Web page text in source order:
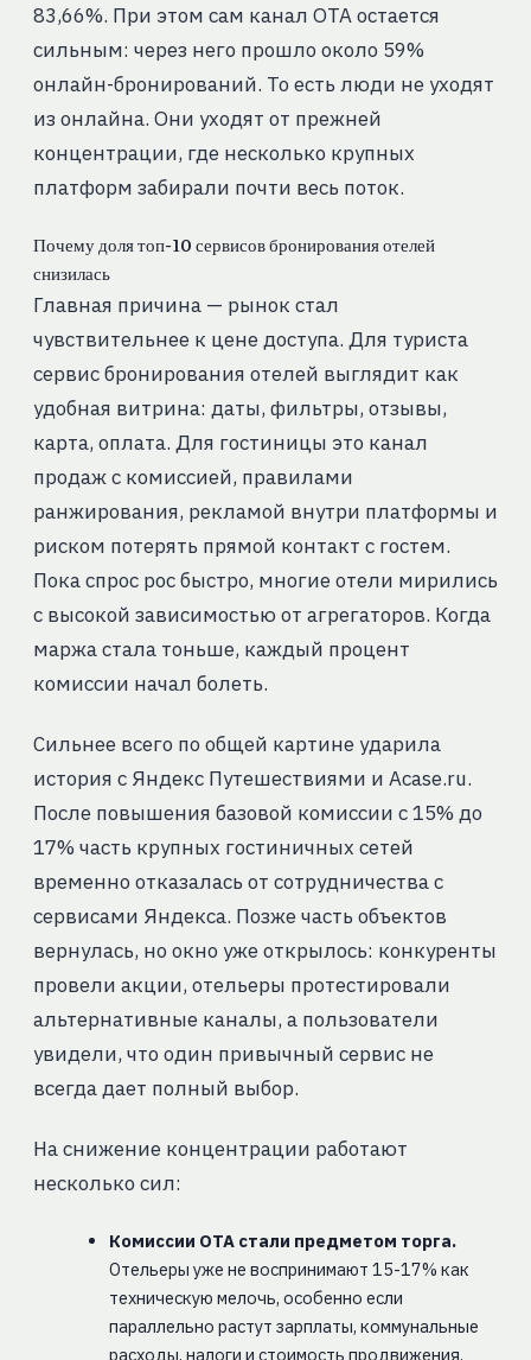
83,66%. При этом сам канал ОТА остается
сильным: через него прошло около 59%
онлайн-бронирований. То есть люди не уходят
из онлайна. Они уходят от прежней
концентрации, где несколько крупных
платформ забирали почти весь поток.
Почему доля топ-10 сервисов бронирования отелей
снизилась
Главная причина — рынок стал
чувствительнее к цене доступа. Для туриста
сервис бронирования отелей выглядит как
удобная витрина: даты, фильтры, отзывы,
карта, оплата. Для гостиницы это канал
продаж с комиссией, правилами
ранжирования, рекламой внутри платформы и
риском потерять прямой контакт с гостем.
Пока спрос рос быстро, многие отели мирились
с высокой зависимостью от агрегаторов. Когда
маржа стала тоньше, каждый процент
комиссии начал болеть.
Сильнее всего по общей картине ударила
история с Яндекс Путешествиями и Acase.ru.
После повышения базовой комиссии с 15% до
17% часть крупных гостиничных сетей
временно отказалась от сотрудничества с
сервисами Яндекса. Позже часть объектов
вернулась, но окно уже открылось: конкуренты
провели акции, отельеры протестировали
альтернативные каналы, а пользователи
увидели, что один привычный сервис не
всегда дает полный выбор.
На снижение концентрации работают
несколько сил:
Комиссии ОТА стали предметом торга.
Отельеры уже не воспринимают 15-17% как
техническую мелочь, особенно если
параллельно растут зарплаты, коммунальные
расходы, налоги и стоимость продвижения.